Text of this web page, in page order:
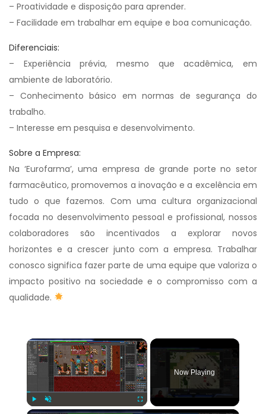
– Proatividade e disposição para aprender.
– Facilidade em trabalhar em equipe e boa comunicação.
Diferenciais:
– Experiência prévia, mesmo que acadêmica, em
ambiente de laboratório.
– Conhecimento básico em normas de segurança do
trabalho.
– Interesse em pesquisa e desenvolvimento.
Sobre a Empresa:
Na ‘Eurofarma’, uma empresa de grande porte no setor
farmacêutico, promovemos a inovação e a excelência em
tudo o que fazemos. Com uma cultura organizacional
focada no desenvolvimento pessoal e profissional, nossos
colaboradores são incentivados a explorar novos
horizontes e a crescer junto com a empresa. Trabalhar
conosco significa fazer parte de uma equipe que valoriza o
impacto positivo na sociedade e o compromisso com a
qualidade.
×
Play Unmute Fullscreen
Now Playing